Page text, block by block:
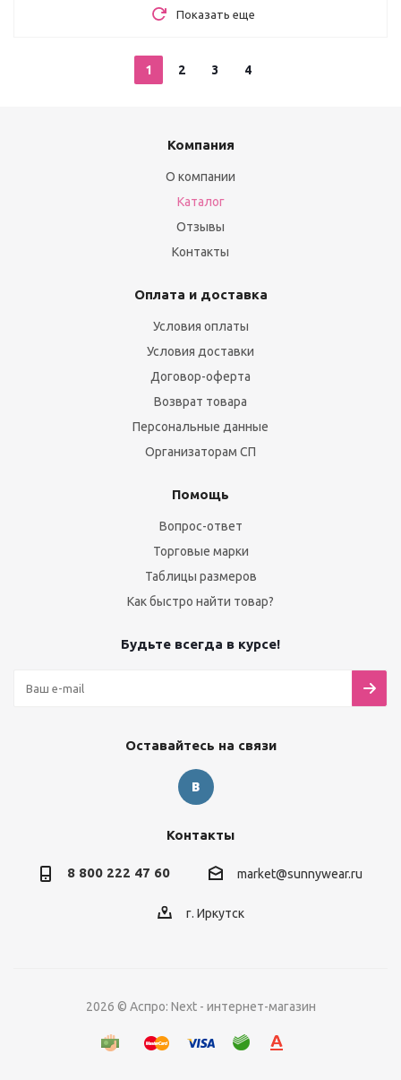
Показать еще
1 2 3 4
Компания
О компании
Каталог
Отзывы
Контакты
Оплата и доставка
Условия оплаты
Условия доставки
Договор-оферта
Возврат товара
Персональные данные
Организаторам СП
Помощь
Вопрос-ответ
Торговые марки
Таблицы размеров
Как быстро найти товар?
Будьте всегда в курсе!
Оставайтесь на связи
Контакты
8 800 222 47 60 market@sunnywear.ru
г. Иркутск
2026 © Аспро: Next - интернет-магазин